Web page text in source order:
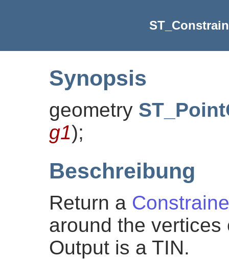
Synopsis
geometry
g1);
Beschreibung
Return a
around the vertices
Output is a TIN.